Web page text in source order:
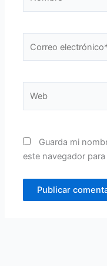
electrónico*
Guarda mi
este navegador